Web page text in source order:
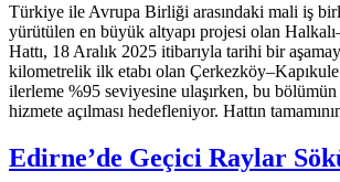
Türkiye ile Avrupa Birliği arasındaki mali iş
yürütülen en büyük altyapı projesi olan
Hattı, 18 Aralık 2025 itibarıyla tarihi bir
kilometrelik ilk etabı olan
ilerleme %95 seviyesine ulaşırken, bu bölümün
hizmete açılması hedefleniyor. Hattın
Edirne’de Geçici Raylar